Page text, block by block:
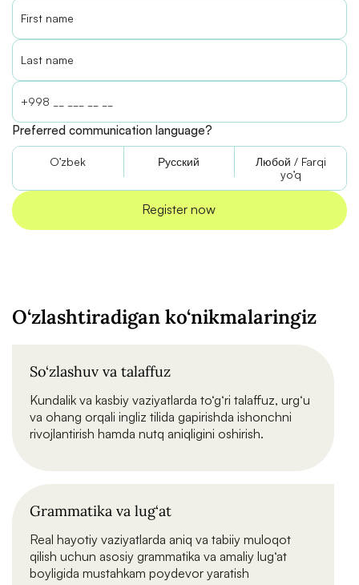
Preferred communication language?
O’zbek Русский
Любой / Farqi
yo’q
O‘zlashtiradigan ko‘nikmalaringiz
So‘zlashuv va talaffuz
Kundalik va kasbiy vaziyatlarda to‘g‘ri talaffuz, urg‘u
va ohang orqali ingliz tilida gapirishda ishonchni
rivojlantirish hamda nutq aniqligini oshirish.
Grammatika va lug‘at
Real hayotiy vaziyatlarda aniq va tabiiy muloqot
qilish uchun asosiy grammatika va amaliy lug‘at
boyligida mustahkam poydevor yaratish